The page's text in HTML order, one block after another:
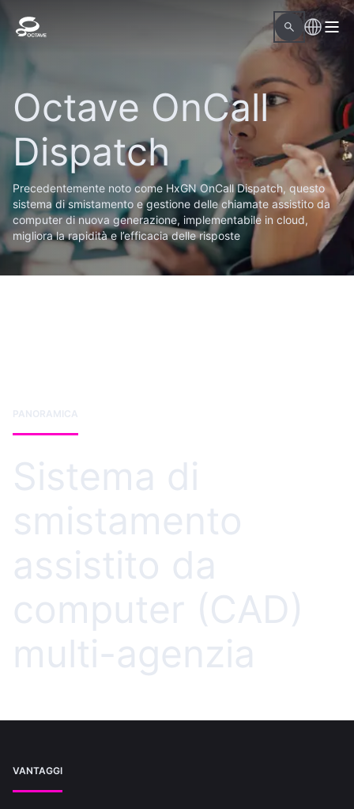
Octave OnCall
Dispatch
Precedentemente noto come HxGN OnCall Dispatch, questo
sistema di smistamento e gestione delle chiamate assistito da
computer di nuova generazione, implementabile in cloud,
migliora la rapidità e l’efficacia delle risposte
PANORAMICA
Sistema di
smistamento
assistito da
computer (CAD)
multi-agenzia
VANTAGGI